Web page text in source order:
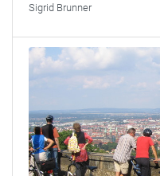
Sigrid Brunner